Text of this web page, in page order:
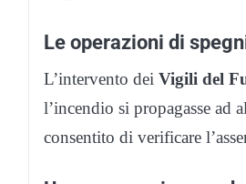
Le operazioni di
L’intervento dei Vigili del
l’incendio si propagasse ad
consentito di verificare